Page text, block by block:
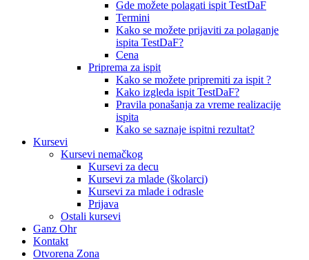
Gde možete polagati ispit TestDaF
Termini
Kako se možete prijaviti za polaganje
ispita TestDaF?
Cena
Priprema za ispit
Kako se možete pripremiti za ispit ?
Kako izgleda ispit TestDaF?
Pravila ponašanja za vreme realizacije
ispita
Kako se saznaje ispitni rezultat?
Kursevi
Kursevi nemačkog
Kursevi za decu
Kursevi za mlade (školarci)
Kursevi za mlade i odrasle
Prijava
Ostali kursevi
Ganz Ohr
Kontakt
Otvorena Zona